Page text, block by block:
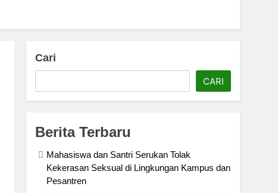
Cari
CARI
Berita Terbaru
Mahasiswa dan Santri Serukan Tolak
Kekerasan Seksual di Lingkungan Kampus dan
Pesantren